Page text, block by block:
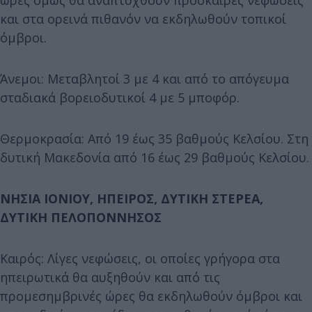
και στα ορεινά πιθανόν να εκδηλωθούν τοπικοί
όμβροι.
Άνεμοι: Μεταβλητοί 3 με 4 και από το απόγευμα
σταδιακά βορειοδυτικοί 4 με 5 μποφόρ.
Θερμοκρασία: Από 19 έως 35 βαθμούς Κελσίου. Στη
δυτική Μακεδονία από 16 έως 29 βαθμούς Κελσίου.
ΝΗΣΙΑ ΙΟΝΙΟΥ, ΗΠΕΙΡΟΣ, ΔΥΤΙΚΗ ΣΤΕΡΕΑ,
ΔΥΤΙΚΗ ΠΕΛΟΠΟΝΝΗΣΟΣ
Καιρός: Λίγες νεφώσεις, οι οποίες γρήγορα στα
ηπειρωτικά θα αυξηθούν και από τις
προμεσημβρινές ώρες θα εκδηλωθούν όμβροι και